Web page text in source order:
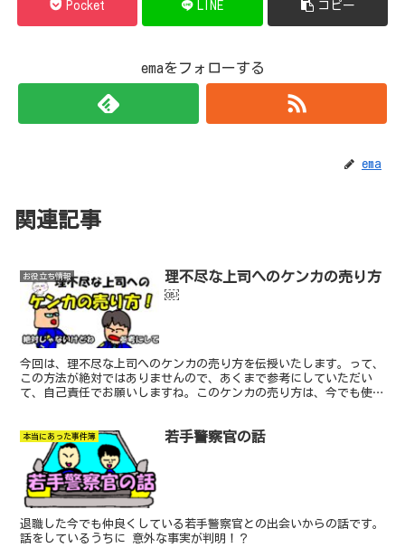
Pocket LINE コピー
emaをフォローする
ema
関連記事
お役立ち情報
理不尽な上司へのケンカの売り方
￼
今回は、理不尽な上司へのケンカの売り方を伝授いたします。って、
この方法が絶対ではありませんので、あくまで参考にしていただい
て、自己責任でお願いしますね。このケンカの売り方は、今でも使っ
いね。どんな感じでケンカを売ったのか、紹介します！
本当にあった事件簿 若手警察官の話
退職した今でも仲良くしている若手警察官との出会いからの話です。
話をしているうちに 意外な事実が判明！？